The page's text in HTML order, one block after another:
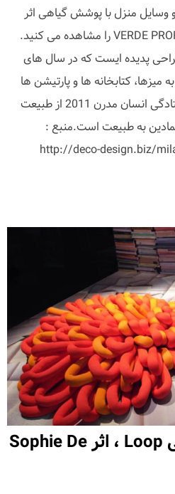
وسایل منزل با پوشش گیاهی اثر
Zona Tortona از شرکت VERDE PROFILO را مشاهده می کنید.
پدیده ایست که در سال های
میزها، کتابخانه ها و پارتیشن ها
نیز راه یافته است. شاید دور افتادگی انسان مدرن 2011 از طبیعت
به طبیعت است.منبع :
http://deco-design.biz/
صندلی بافتنی راحتی Loop ، اثر Sophie De